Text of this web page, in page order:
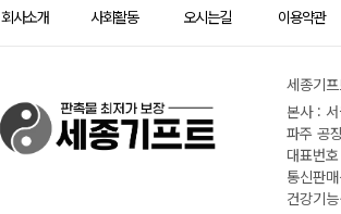
회사소개 사회활동 오시는길 이용약관
세종기
본사 :
파주 공
대표번
통신판
건강기